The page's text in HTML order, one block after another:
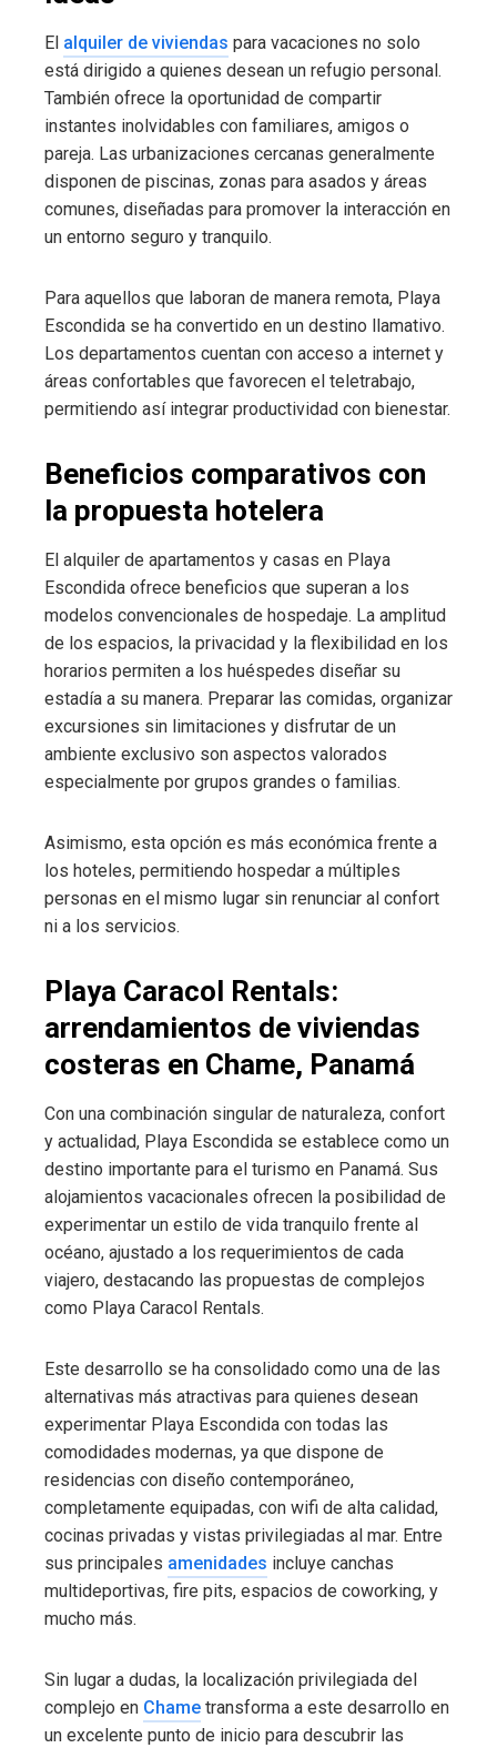
El alquiler de viviendas para vacaciones no solo
está dirigido a quienes desean un refugio personal.
También ofrece la oportunidad de compartir
instantes inolvidables con familiares, amigos o
pareja. Las urbanizaciones cercanas generalmente
disponen de piscinas, zonas para asados y áreas
comunes, diseñadas para promover la interacción en
un entorno seguro y tranquilo.
Para aquellos que laboran de manera remota, Playa
Escondida se ha convertido en un destino llamativo.
Los departamentos cuentan con acceso a internet y
áreas confortables que favorecen el teletrabajo,
permitiendo así integrar productividad con bienestar.
Beneficios comparativos con
la propuesta hotelera
El alquiler de apartamentos y casas en Playa
Escondida ofrece beneficios que superan a los
modelos convencionales de hospedaje. La amplitud
de los espacios, la privacidad y la flexibilidad en los
horarios permiten a los huéspedes diseñar su
estadía a su manera. Preparar las comidas, organizar
excursiones sin limitaciones y disfrutar de un
ambiente exclusivo son aspectos valorados
especialmente por grupos grandes o familias.
Asimismo, esta opción es más económica frente a
los hoteles, permitiendo hospedar a múltiples
personas en el mismo lugar sin renunciar al confort
ni a los servicios.
Playa Caracol Rentals:
arrendamientos de viviendas
costeras en Chame, Panamá
Con una combinación singular de naturaleza, confort
y actualidad, Playa Escondida se establece como un
destino importante para el turismo en Panamá. Sus
alojamientos vacacionales ofrecen la posibilidad de
experimentar un estilo de vida tranquilo frente al
océano, ajustado a los requerimientos de cada
viajero, destacando las propuestas de complejos
como Playa Caracol Rentals.
Este desarrollo se ha consolidado como una de las
alternativas más atractivas para quienes desean
experimentar Playa Escondida con todas las
comodidades modernas, ya que dispone de
residencias con diseño contemporáneo,
completamente equipadas, con wifi de alta calidad,
cocinas privadas y vistas privilegiadas al mar. Entre
sus principales amenidades incluye canchas
multideportivas, fire pits, espacios de coworking, y
mucho más.
Sin lugar a dudas, la localización privilegiada del
complejo en Chame transforma a este desarrollo en
un excelente punto de inicio para descubrir las